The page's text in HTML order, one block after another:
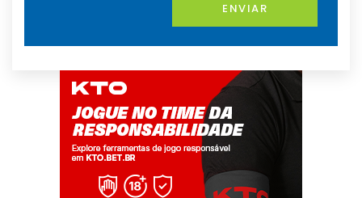
ENVIAR